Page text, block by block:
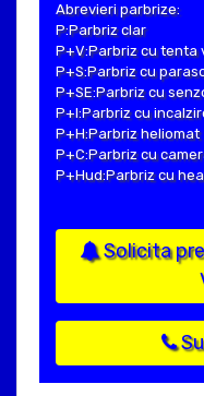
Abrevieri parbrize:
P:Parbriz clar
P+V:Parbriz cu tenta
P+S:Parbriz cu
P+SE:Parbriz cu
P+I:Parbriz cu
P+H:Parbriz heliomat
P+C:Parbriz cu
P+Hud:Parbriz cu
Solicita